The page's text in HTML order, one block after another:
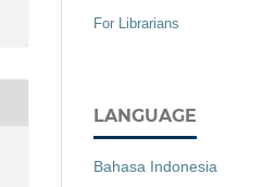
For Librarians
LANGUAGE
Bahasa Indonesia